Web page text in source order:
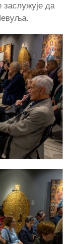
заслужује да